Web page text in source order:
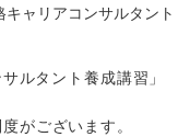
ャリアコンサルタント
ルタント養成講習」
がございます。